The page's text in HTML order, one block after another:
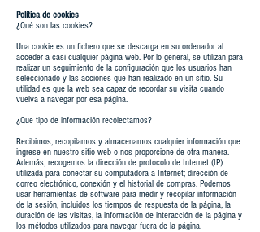
Política de cookies
¿Qué son las cookies?
Una cookie es un fichero que se descarga en su ordenador al
acceder a casi cualquier página web. Por lo general, se utilizan para
realizar un seguimiento de la configuración que los usuarios han
seleccionado y las acciones que han realizado en un sitio. Su
utilidad es que la web sea capaz de recordar su visita cuando
vuelva a navegar por esa página.
¿Que tipo de información recolectamos?
Recibimos, recopilamos y almacenamos cualquier información que
ingrese en nuestro sitio web o nos proporcione de otra manera.
Además, recogemos la dirección de protocolo de Internet (IP)
utilizada para conectar su computadora a Internet; dirección de
correo electrónico, conexión y el historial de compras. Podemos
usar herramientas de software para medir y recopilar información
de la sesión, incluidos los tiempos de respuesta de la página, la
duración de las visitas, la información de interacción de la página y
los métodos utilizados para navegar fuera de la página.